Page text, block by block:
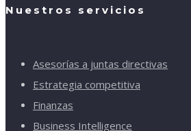
Nuestros servicios
Asesorías a juntas directivas
Estrategia competitiva
Finanzas
Business Intelligence